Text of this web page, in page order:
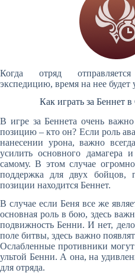
Когда отряд
экспедицию, время на нее будет
Как играть за Беннет
В игре за Беннета очень
позицию – кто он? Если роль
нанесении урона, важно
усилить основного дамагера
самому. В этом случае
поддержка для двух бойцов,
позиции находится Беннет.
В случае если Беня все же
основная роль в бою, здесь
подвижность Бенни. И нет,
поле битвы, здесь важно
Ослабленные противники
ультой Бенни. А она, на
для отряда.